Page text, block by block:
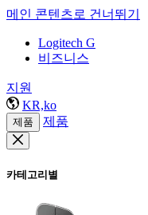
메인 콘텐츠로 건너뛰기
Logitech G
비즈니스
지원
KR,ko
제품 제품
카테고리별